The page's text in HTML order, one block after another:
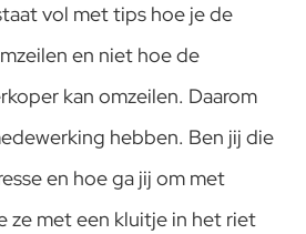
vol met tips hoe je de
en niet hoe de
kan omzeilen. Daarom
hebben. Ben jij die
en hoe ga jij om met
ze met een kluitje in het riet